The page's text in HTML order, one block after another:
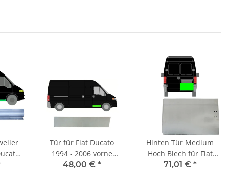
Tür für Fiat Ducato
1994 - 2006 vorne
rechts
48,00 € *
Hinten Tür Medium
Hoch Blech für Fiat
Ducato 1994 - 2006
71,01 € *